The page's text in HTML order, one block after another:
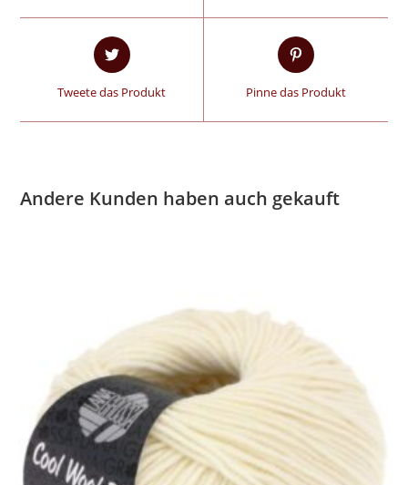
Tweete das Produkt Pinne das Produkt
Andere Kunden haben auch gekauft